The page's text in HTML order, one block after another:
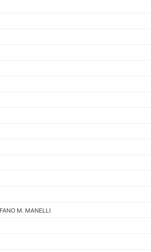
M. MANELLI